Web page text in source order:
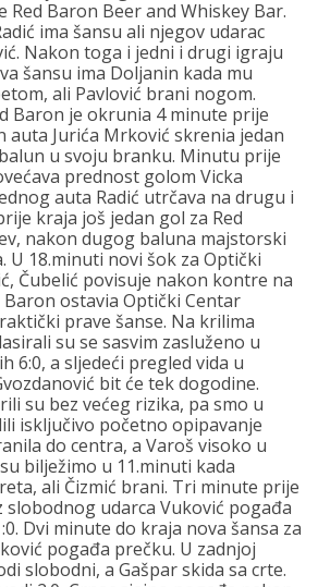
Baron Beer and Whiskey Bar.
ima šansu ali njegov udarac
Nakon toga i jedni i drugi igraju
šansu ima Doljanin kada mu
ali Pavlović brani nogom.
Baron je okrunia 4 minute prije
auta Jurića Mrković skrenia jedan
u svoju branku. Minutu prije
prednost golom Vicka
auta Radić utrčava na drugu i
kraja još jedan gol za Red
nakon dugog baluna majstorski
U 18.minuti novi šok za Optički
Čubelić povisuje nakon kontre na
Baron ostavia Optički Centar
prave šanse. Na krilima
su se sasvim zasluženo u
6:0, a sljedeći pregled vida u
bit će tek dogodine.
su bez većeg rizika, pa smo u
isključivo početno opipavanje
do centra, a Varoš visoko u
bilježimo u 11.minuti kada
ali Čizmić brani. Tri minute prije
slobodnog udarca Vuković pogađa
Dvi minute do kraja nova šansa za
pogađa prečku. U zadnjoj
slobodni, a Gašpar skida sa crte.